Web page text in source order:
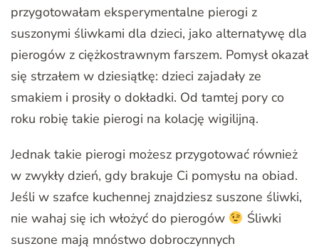
przygotowałam eksperymentalne pierogi z
suszonymi śliwkami dla dzieci, jako alternatywę dla
pierogów z ciężkostrawnym farszem. Pomysł okazał
się strzałem w dziesiątkę: dzieci zajadały ze
smakiem i prosiły o dokładki. Od tamtej pory co
roku robię takie pierogi na kolację wigilijną.
Jednak takie pierogi możesz przygotować również
w zwykły dzień, gdy brakuje Ci pomysłu na obiad.
Jeśli w szafce kuchennej znajdziesz suszone śliwki,
nie wahaj się ich włożyć do pierogów
Śliwki
suszone mają mnóstwo dobroczynnych